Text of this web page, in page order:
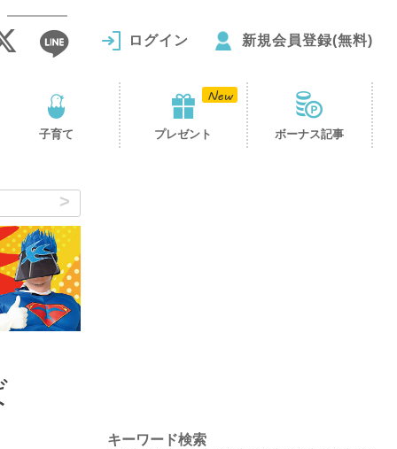
ログイン 新規会員登録(無料)
子育て プレゼント ボーナス記事
キーワード検索